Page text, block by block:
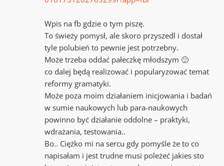
Wpis na fb gdzie o tym piszę.
To świeży pomysł, ale skoro przyszedl i dostał
tyle polubień to pewnie jest potrzebny.
Może trzeba oddać pałeczkę młodszym 🙂
co dalej będą realizować i popularyzować temat
reformy gramatyki.
Może poza moim działaniem inicjowania i badań
w sumie naukowych lub para-naukowych
powinno być działanie oddolne – praktyki,
wdrażania, testowania..
Bo.. Ciężko mi na sercu gdy pomyśle że to co
napisałam i jest trudne musi poleżeć jakies sto